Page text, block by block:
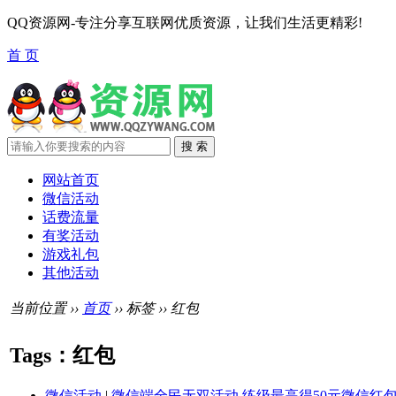
QQ资源网-专注分享互联网优质资源，让我们生活更精彩!
首 页
网站首页
微信活动
话费流量
有奖活动
游戏礼包
其他活动
当前位置 ›› 首页›› 标签 ›› 红包
Tags：红包